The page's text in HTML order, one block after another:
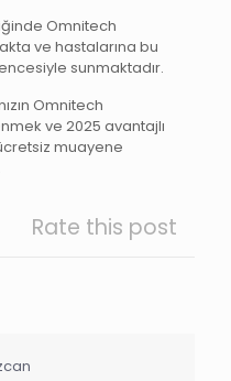
Omnitech
ve hastalarına bu
sunmaktadır.
Omnitech
ve 2025 avantajlı
muayene
Rate this post